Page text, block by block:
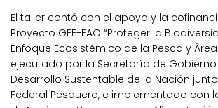
El taller contó con el apoyo y la
Proyecto GEF-FAO “Proteger la
Enfoque Ecosistémico de la Pesca y
ejecutado por la Secretaría de
Desarrollo Sustentable de la Nación
Federal Pesquero, e implementado con